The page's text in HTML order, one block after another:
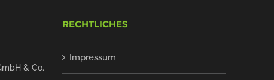
& Co.
RECHTLICHES
Impressum